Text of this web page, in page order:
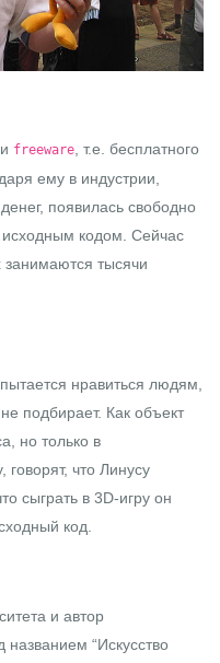
freeware , т.е. бесплатного
ему в индустрии,
появилась свободно
кодом. Сейчас
тысячи
нравиться людям,
подбирает. Как объект
но только в
что Линусу
сыграть в 3D-игру он
код.
и автор
“Искусство